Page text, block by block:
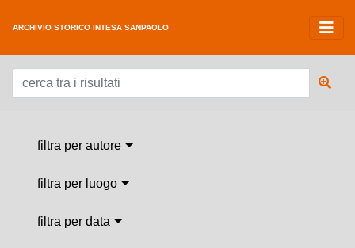
ARCHIVIO STORICO INTESA SANPAOLO
filtra per autore
filtra per luogo
filtra per data